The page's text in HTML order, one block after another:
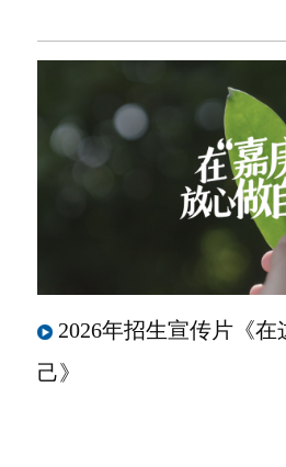
2026年招生宣传片《在
己》